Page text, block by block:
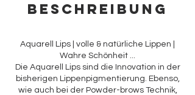
Beschreibung
Aquarell Lips | volle & natürliche Lippen |
Wahre Schönheit ...
Die Aquarell Lips sind die Innovation in der
bisherigen Lippenpigmentierung. Ebenso,
wie auch bei der Powder-brows Technik,